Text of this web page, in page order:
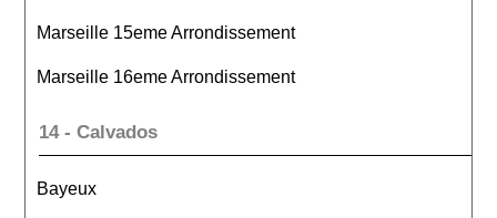
Marseille 15eme Arrondissement
Marseille 16eme Arrondissement
14 - Calvados
Bayeux